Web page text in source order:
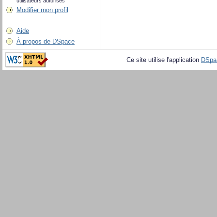
Modifier mon profil
Aide
À propos de DSpace
Ce site utilise l'application